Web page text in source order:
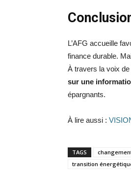
L’AFG accueille
finance durable.
À travers la voix
sur une
épargnants.
À lire aussi :
TAGS
transition